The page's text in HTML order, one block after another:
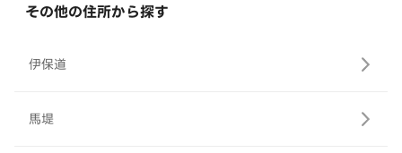
その他の住所から探す
伊保道
馬堤